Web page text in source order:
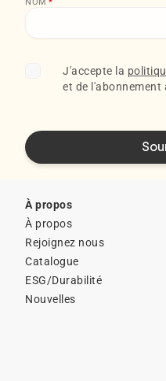
J'accepte la
et de l'abonnement
À propos
À propos
Rejoignez nous
Catalogue
ESG/Durabilité
Nouvelles